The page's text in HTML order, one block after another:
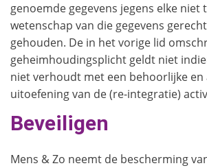
genoemde gegevens jegens elke niet
wetenschap van die gegevens
gehouden. De in het vorige lid
geheimhoudingsplicht geldt niet
niet verhoudt met een behoorlijke en
uitoefening van de (re-integratie)
Beveiligen
Mens & Zo neemt de bescherming